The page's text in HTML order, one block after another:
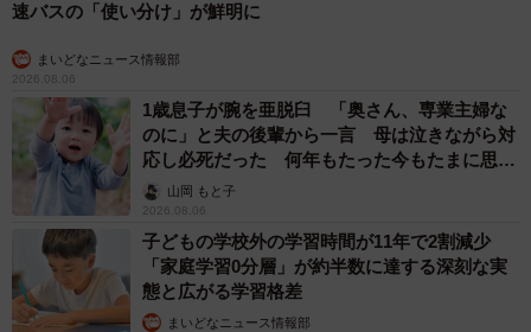
速バスの「使い分け」が鮮明に
まいどなニュース情報部
2026.08.06
1歳息子が腕を亜脱臼 「奥さん、専業主婦な
のに」と夫の後輩から一言 母は泣きながら対
応し必死だった 何年もたった今もたまに思い
出し…山岡 もと子
2026.08.06
子どもの学校外の学習時間が11年で2割減少
「家庭学習0分層」が約半数に達する深刻な実
態と広がる学習格差
まいどなニュース情報部